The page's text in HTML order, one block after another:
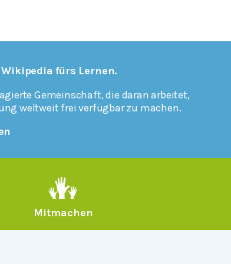
fürs Lernen.
Gemeinschaft, die daran arbeitet,
weltweit frei verfügbar zu machen.
Mitmachen